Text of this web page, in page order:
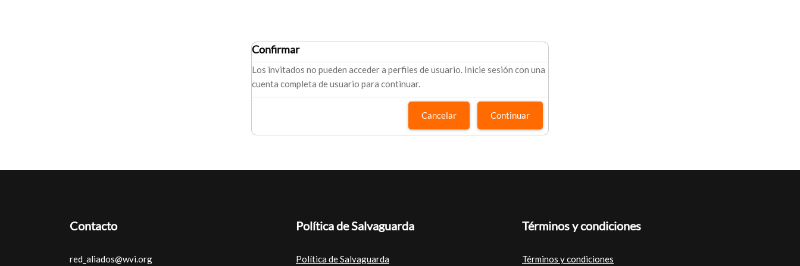
Confirmar
Los invitados no pueden acceder a perfiles de usuario. Inicie sesión con una
cuenta completa de usuario para continuar.
Cancelar Continuar
Contacto
red_aliados@wvi.org
Política de Salvaguarda
Política de Salvaguarda
Términos y condiciones
Términos y condiciones